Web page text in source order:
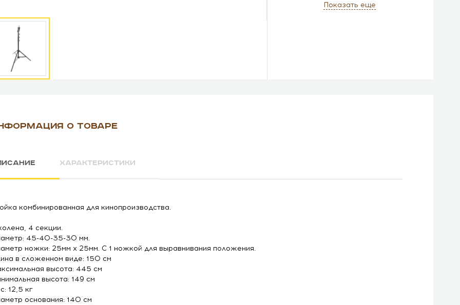
Показать еще
О ТОВАРЕ
ХАРАКТЕРИСТИКИ
комбинированная для кинопроизводства.
4 секции.
45-40-35-30 мм.
ножки: 25мм х 25мм. С 1 ножкой для выравнивания положения.
в сложенном виде: 150 см
высота: 445 см
высота: 149 см
12,5 кг
основания: 140 см